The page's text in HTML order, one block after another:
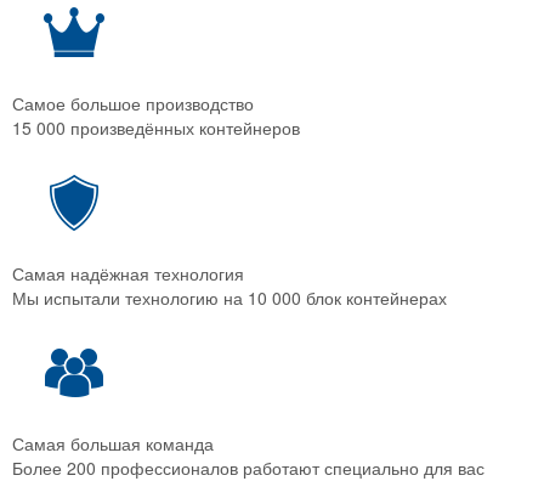
Самое большое производство
15 000 произведённых контейнеров
Самая надёжная технология
Мы испытали технологию на 10 000 блок контейнерах
Самая большая команда
Более 200 профессионалов работают специально для вас